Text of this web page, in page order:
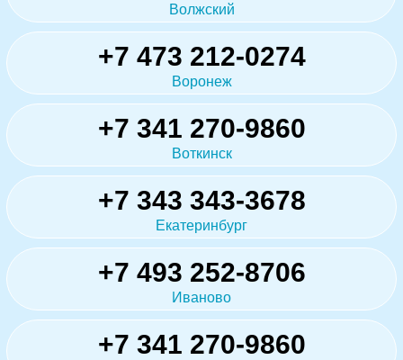
Волжский
+7 473 212-0274
Воронеж
+7 341 270-9860
Воткинск
+7 343 343-3678
Екатеринбург
+7 493 252-8706
Иваново
+7 341 270-9860